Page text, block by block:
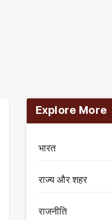
Explore More
भारत
राज्य और शहर
राजनीति